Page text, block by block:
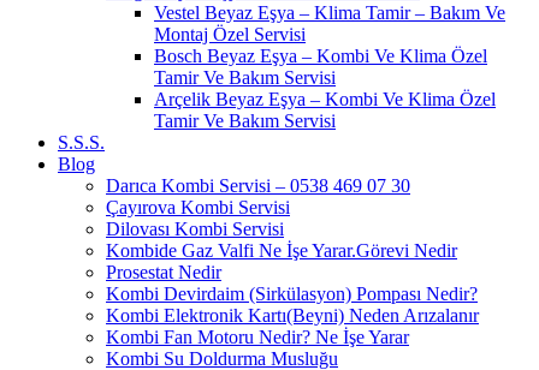
Vestel Beyaz Eşya – Klima Tamir – Bakım Ve
Montaj Özel Servisi
Bosch Beyaz Eşya – Kombi Ve Klima Özel
Tamir Ve Bakım Servisi
Arçelik Beyaz Eşya – Kombi Ve Klima Özel
Tamir Ve Bakım Servisi
S.S.S.
Blog
Darıca Kombi Servisi – 0538 469 07 30
Çayırova Kombi Servisi
Dilovası Kombi Servisi
Kombide Gaz Valfi Ne İşe Yarar.Görevi Nedir
Prosestat Nedir
Kombi Devirdaim (Sirkülasyon) Pompası Nedir?
Kombi Elektronik Kartı(Beyni) Neden Arızalanır
Kombi Fan Motoru Nedir? Ne İşe Yarar
Kombi Su Doldurma Musluğu